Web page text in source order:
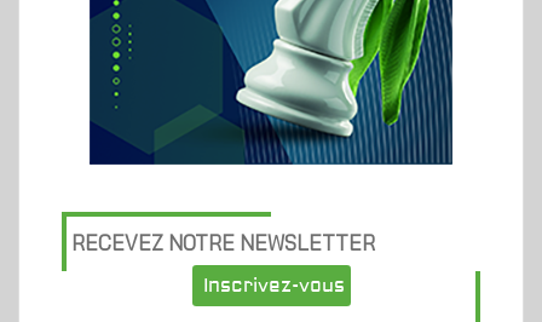
RECEVEZ NOTRE NEWSLETTER
Inscrivez-vous